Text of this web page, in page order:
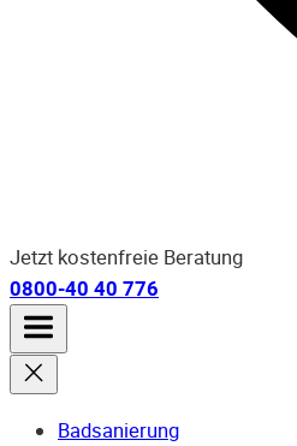
Jetzt kostenfreie Beratung
0800-40 40 776
Badsanierung